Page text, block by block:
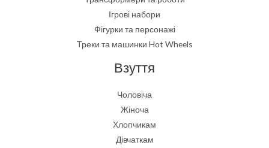
Ігрові набори
Фігурки та персонажі
Треки та машинки Hot Wheels
Взуття
Чоловіча
Жіноча
Хлопчикам
Дівчаткам